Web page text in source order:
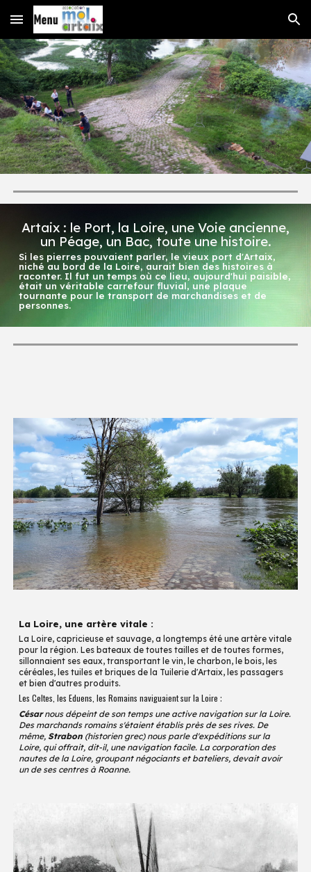
Skip to main content Skip to navigation
Artaix : le Port, la Loire, une Voie ancienne,
un Péage, un Bac, toute une histoire.
Si les pierres pouvaient parler, le vieux port d'Artaix,
niché au bord de la Loire, aurait bien des histoires à
raconter. Il fut un temps où ce lieu, aujourd'hui paisible,
était un véritable carrefour fluvial, une plaque
tournante pour le transport de marchandises et de
personnes.
La Loire, une artère vitale :
La Loire, capricieuse et sauvage, a longtemps été une artère vitale
pour la région. Les bateaux de toutes tailles et de toutes formes,
sillonnaient ses eaux, transportant le vin, le charbon, le bois, les
céréales, les tuiles et briques de la Tuilerie d'Artaix, les passagers
et bien d'autres produits.
Les Celtes, les Eduens, les Romains naviguaient sur la Loire :
Césarnous dépeint de son temps une active navigation sur la Loire.
Des marchands romains s'étaient établis près de ses rives. De
même,Strabon (historien grec) nous parle d'expéditions sur la
Loire, qui offrait, dit-il, une navigation facile. La corporation des
nautes de la Loire, groupant négociants et bateliers, devait avoir
un de ses centres à Roanne.